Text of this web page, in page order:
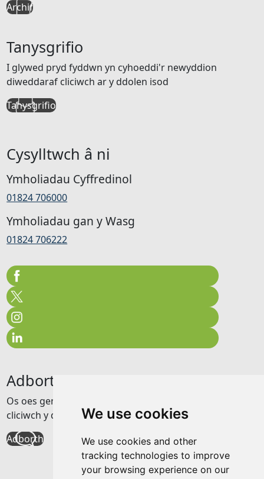
We use cookies
We use cookies and other
tracking technologies to improve
your browsing experience on our
Archif
Tanysgrifio
I glywed pryd fyddwn yn cyhoeddi'r newyddion
diweddaraf cliciwch ar y ddolen isod
Tanysgrifio
Cysylltwch â ni
Ymholiadau Cyffredinol
01824 706000
Ymholiadau gan y Wasg
01824 706222
Adborth
Os oes gennych unrhyw adborth am y wefan hon
cliciwch y ddolen isod
Adborth